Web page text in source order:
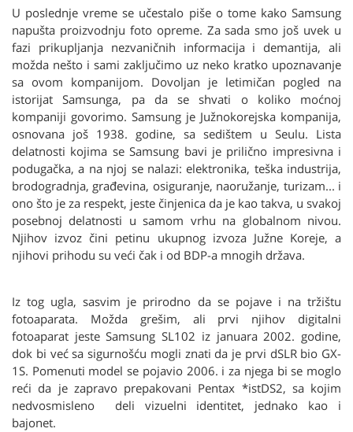
U poslednje vreme se učestalo piše o tome kako Samsung
napušta proizvodnju foto opreme. Za sada smo još uvek u
fazi prikupljanja nezvaničnih informacija i demantija, ali
možda nešto i sami zaključimo uz neko kratko upoznavanje
sa ovom kompanijom. Dovoljan je letimičan pogled na
istorijat Samsunga, pa da se shvati o koliko moćnoj
kompaniji govorimo. Samsung je Južnokorejska kompanija,
osnovana još 1938. godine, sa sedištem u Seulu. Lista
delatnosti kojima se Samsung bavi je prilično impresivna i
podugačka, a na njoj se nalazi: elektronika, teška industrija,
brodogradnja, građevina, osiguranje, naoružanje, turizam... i
ono što je za respekt, jeste činjenica da je kao takva, u svakoj
posebnoj delatnosti u samom vrhu na globalnom nivou.
Njihov izvoz čini petinu ukupnog izvoza Južne Koreje, a
njihovi prihodu su veći čak i od BDP-a mnogih država.
Iz tog ugla, sasvim je prirodno da se pojave i na tržištu
fotoaparata. Možda grešim, ali prvi njihov digitalni
fotoaparat jeste Samsung SL102 iz januara 2002. godine,
dok bi već sa sigurnošću mogli znati da je prvi dSLR bio GX-
1S. Pomenuti model se pojavio 2006. i za njega bi se moglo
reći da je zapravo prepakovani Pentax *istDS2, sa kojim
nedvosmisleno deli vizuelni identitet, jednako kao i
bajonet.